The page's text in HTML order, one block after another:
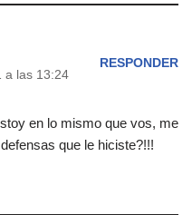
a las 13:24
RESPONDER
en lo mismo que vos, me
que le hiciste?!!!